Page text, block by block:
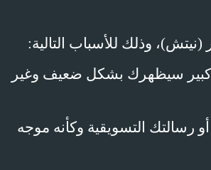
وذلك للأسباب التالية:
كبير سيظهرك بشكل ضعيف وغير
رسالتك التسويقية وكأنه موجه